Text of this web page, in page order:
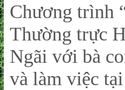
Chương trình
Thường trực
Ngãi với bà
và làm việc